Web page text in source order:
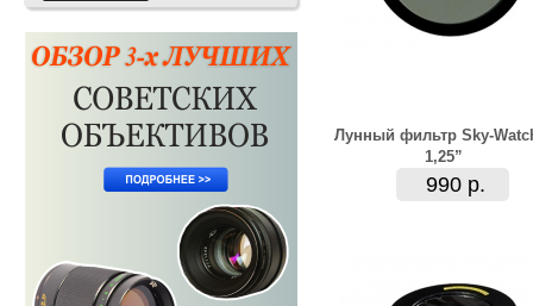
Лунный фильтр Sky-
1,25”
990 р.